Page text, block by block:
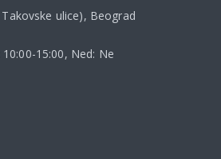
ulice), Beograd
15:00, Ned: Ne